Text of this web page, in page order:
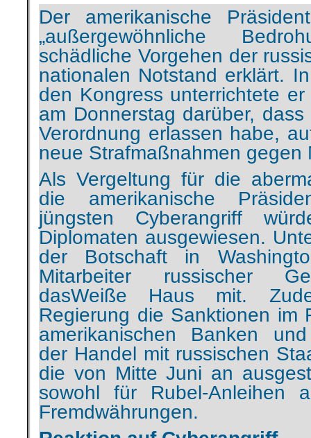
Der amerikanische
„außergewöhnliche
schädliche Vorgehen der
nationalen Notstand erklärt.
den Kongress unterrichtete
am Donnerstag darüber,
Verordnung erlassen habe,
neue Strafmaßnahmen gegen
Als Vergeltung für die
die amerikanische
jüngsten Cyberangriff
Diplomaten ausgewiesen.
der Botschaft in
Mitarbeiter russischer
dasWeiße Haus mit.
Regierung die Sanktionen im
amerikanischen Banken
der Handel mit russischen
die von Mitte Juni an
sowohl für Rubel-Anleihen
Fremdwährungen.